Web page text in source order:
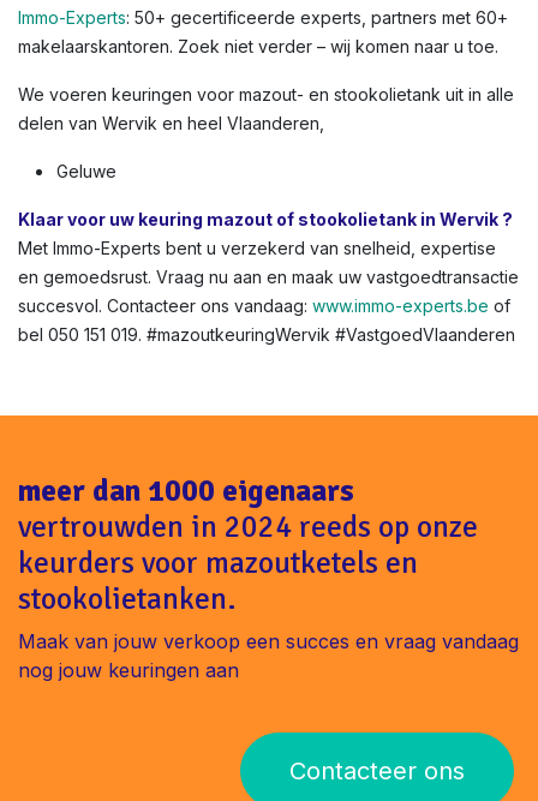
Immo-Experts: 50+ gecertificeerde experts, partners met 60+
makelaarskantoren. Zoek niet verder – wij komen naar u toe.
We voeren keuringen voor mazout- en stookolietank uit in alle
delen van Wervik en heel Vlaanderen,
Geluwe
Klaar voor uw keuring mazout of stookolietank in Wervik ?
Met Immo-Experts bent u verzekerd van snelheid, expertise
en gemoedsrust. Vraag nu aan en maak uw vastgoedtransactie
succesvol. Contacteer ons vandaag: www.immo-experts.be of
bel 050 151 019. #mazoutkeuringWervik #VastgoedVlaanderen
meer dan 1000 eigenaars
vertrouwden in 2024 reeds op onze
keurders voor mazoutketels en
stookolietanken.
Maak van jouw verkoop een succes en vraag vandaag
nog jouw keuringen aan
Contacteer ons